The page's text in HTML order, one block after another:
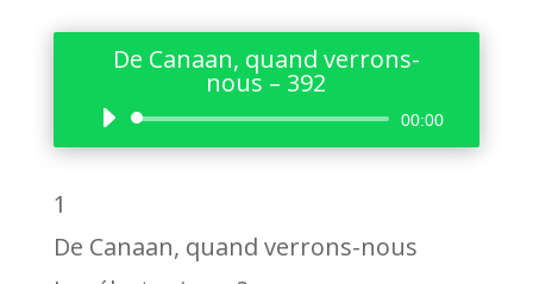
De Canaan, quand verrons-
nous – 392
Lecteur
audio
00:00
1
De Canaan, quand verrons-nous